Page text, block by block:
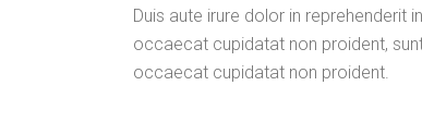
Duis aute irure dolor in reprehenderit
occaecat cupidatat non proident,
occaecat cupidatat non proident.